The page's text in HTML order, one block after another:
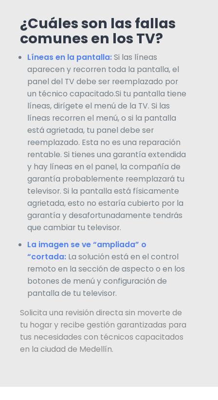
¿Cuáles son las fallas
comunes en los TV?
Líneas en la pantalla:Si las líneas
aparecen y recorren toda la pantalla, el
panel del TV debe ser reemplazado por
un técnico capacitado.Si tu pantalla tiene
líneas, dirígete el menú de la TV. Si las
líneas recorren el menú, o si la pantalla
está agrietada, tu panel debe ser
reemplazado. Esta no es una reparación
rentable. Si tienes una garantía extendida
y hay líneas en el panel, la compañía de
garantía probablemente reemplazará tu
televisor. Si la pantalla está físicamente
agrietada, esto no estaría cubierto por la
garantía y desafortunadamente tendrás
que cambiar tu televisor.
La imagen se ve “ampliada” o
“cortada: La solución está en el control
remoto en la sección de aspecto o en los
botones de menú y configuración de
pantalla de tu televisor.
Solicita una revisión directa sin moverte de
tu hogar y recibe gestión garantizadas para
tus necesidades con técnicos capacitados
en la ciudad de Medellín.